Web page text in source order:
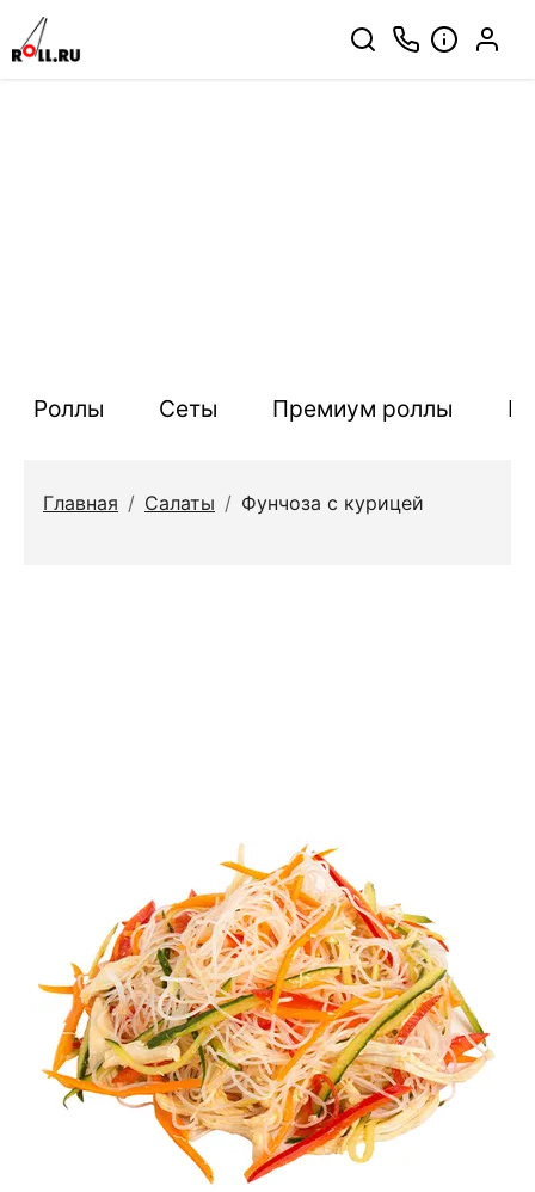
Роллы Сеты Премиум роллы
Главная / Салаты / Фунчоза с курицей